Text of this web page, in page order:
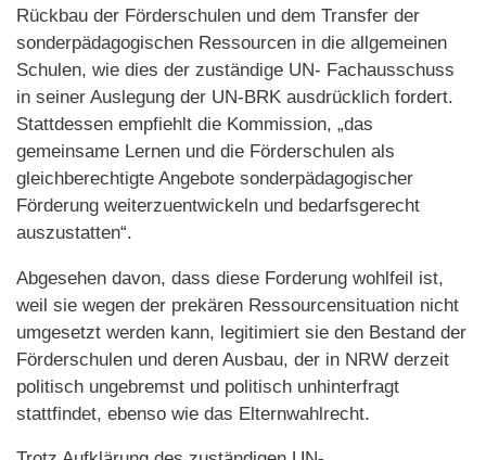
Rückbau der Förderschulen und dem Transfer der
sonderpädagogischen Ressourcen in die allgemeinen
Schulen, wie dies der zuständige UN- Fachausschuss
in seiner Auslegung der UN-BRK ausdrücklich fordert.
Stattdessen empfiehlt die Kommission, „das
gemeinsame Lernen und die Förderschulen als
gleichberechtigte Angebote sonderpädagogischer
Förderung weiterzuentwickeln und bedarfsgerecht
auszustatten“.
Abgesehen davon, dass diese Forderung wohlfeil ist,
weil sie wegen der prekären Ressourcensituation nicht
umgesetzt werden kann, legitimiert sie den Bestand der
Förderschulen und deren Ausbau, der in NRW derzeit
politisch ungebremst und politisch unhinterfragt
stattfindet, ebenso wie das Elternwahlrecht.